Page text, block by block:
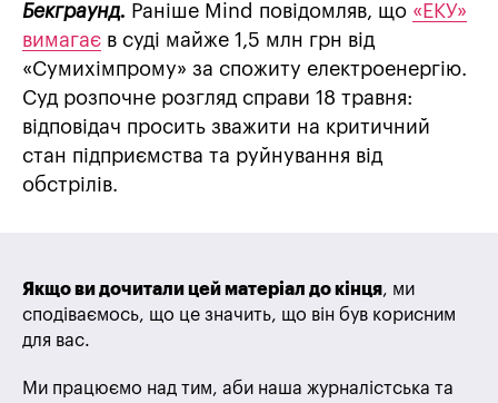
Бекграунд. Раніше Mind повідомляв, що «ЕКУ»
вимагає в суді майже 1,5 млн грн від
«Сумихімпрому» за спожиту електроенергію.
Суд розпочне розгляд справи 18 травня:
відповідач просить зважити на критичний
стан підприємства та руйнування від
обстрілів.
Якщо ви дочитали цей матеріал до кінця, ми
сподіваємось, що це значить, що він був корисним
для вас.
Ми працюємо над тим, аби наша журналістська та